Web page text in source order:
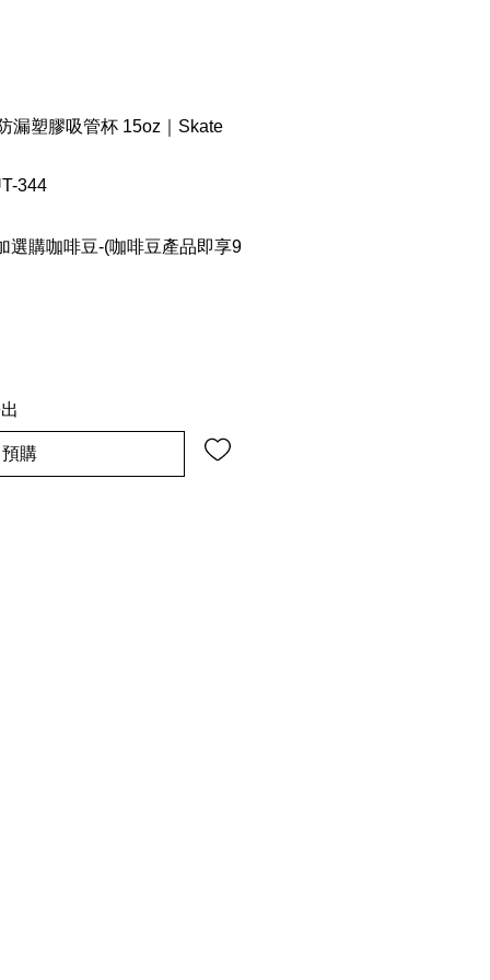
漏塑膠吸管杯 15oz｜Skate
344
選購咖啡豆-(咖啡豆產品即享9
預購